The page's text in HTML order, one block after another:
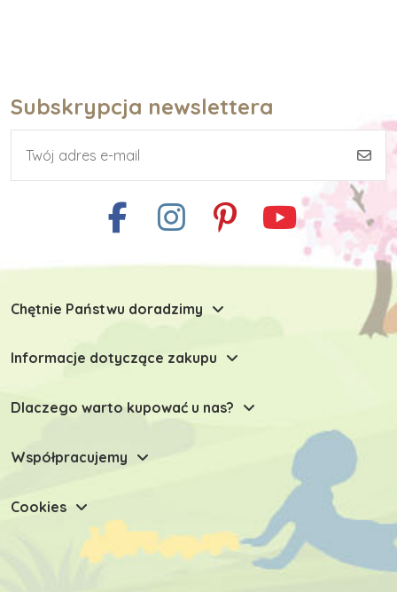
Subskrypcja newslettera
Chętnie Państwu doradzimy
Informacje dotyczące zakupu
Dlaczego warto kupować u nas?
Współpracujemy
Cookies